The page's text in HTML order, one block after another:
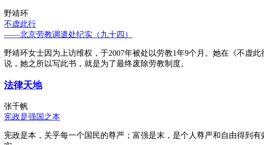
野靖环
不虚此行
——北京劳教调遣处纪实（九十四）
野靖环女士因为上访维权，于2007年被处以劳教1年9个月。她在《不虚
说，她之所以写此书，就是为了最终废除劳教制度。
法律天地
张千帆
宪政是强国之本
宪政是本，关乎每一个国民的尊严；富强是末，是个人尊严和自由得到